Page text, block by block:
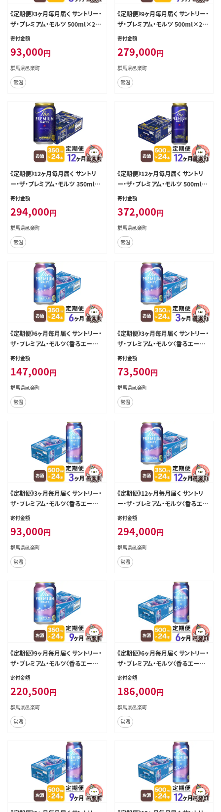
《定期便》3ヶ月毎月届く サントリー・
ザ・プレミアム・モルツ 500ml×24
本入り×1ケース [お酒 ビール 缶 プ
ケ月]
寄付金額
93,000円
群馬県邑楽町
常温
《定期便》9ヶ月毎月届く サントリー・
ザ・プレミアム・モルツ 500ml×24
本入り×1ケース [お酒 ビール 缶 プ
ケ月]
寄付金額
279,000円
群馬県邑楽町
常温
《定期便》12ヶ月毎月届く サントリ
ー・ザ・プレミアム・モルツ 350ml×
24本入り×1ケース [お酒 ビール 缶
カ月 12ケ月]
寄付金額
294,000円
群馬県邑楽町
常温
《定期便》12ヶ月毎月届く サントリ
ー・ザ・プレミアム・モルツ 500ml×
24本入り×1ケース [お酒 ビール 缶
カ月 12ケ月]
寄付金額
372,000円
群馬県邑楽町
常温
《定期便》6ヶ月毎月届く サントリー・
ザ・プレミアム・モルツ〈香るエール〉
350ml×24本入り×1ケース [お酒
ヵ月 6カ月 6ケ月]
寄付金額
147,000円
群馬県邑楽町
常温
《定期便》3ヶ月毎月届く サントリー・
ザ・プレミアム・モルツ〈香るエール〉
350ml×24本入り×1ケース [お酒
ヵ月 3カ月 3ケ月]
寄付金額
73,500円
群馬県邑楽町
常温
《定期便》3ヶ月毎月届く サントリー・
ザ・プレミアム・モルツ〈香るエール〉
500ml×24本入り×1ケース [お酒
ヵ月 3カ月 3ケ月]
寄付金額
93,000円
群馬県邑楽町
常温
《定期便》12ヶ月毎月届く サントリ
ー・ザ・プレミアム・モルツ〈香るエー
ル〉350ml×24本入り×1ケース [お
月 12ヵ月 12カ月 12ケ月]
寄付金額
294,000円
群馬県邑楽町
常温
《定期便》9ヶ月毎月届く サントリー・
ザ・プレミアム・モルツ〈香るエール〉
350ml×24本入り×1ケース [お酒
ヵ月 9カ月 9ケ月]
寄付金額
220,500円
群馬県邑楽町
常温
《定期便》6ヶ月毎月届く サントリー・
ザ・プレミアム・モルツ〈香るエール〉
500ml×24本入り×1ケース [お酒
ヵ月 6カ月 6ケ月]
寄付金額
186,000円
群馬県邑楽町
常温